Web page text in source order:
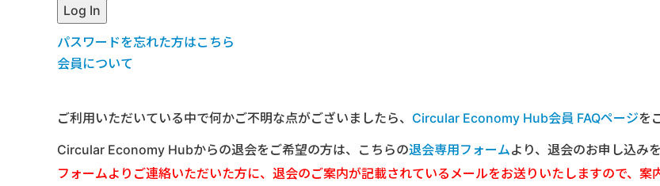
パスワードを忘れた方はこちら
会員について
ご利用いただいている中で何かご不明な点がございましたら、 Circular Economy Hub会員 FAQページを
Circular Economy Hubからの退会をご希望の方は、こちらの退会専用フォームより、退会のお申し込み
フォームよりご連絡いただいた方に、退会のご案内が記載されているメールをお送りいたしますので、案